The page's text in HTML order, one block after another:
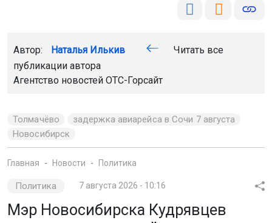
Автор: Наталья Илькив
Читать все
публикации автора
Агентство новостей ОТС-Горсайт
Толмачёво
задержка авиарейса в Сочи 7 августа
Новосибирск
Главная Новости Политика
Политика 7 августа 2026 - 10:16
Мэр Новосибирска Кудрявцев